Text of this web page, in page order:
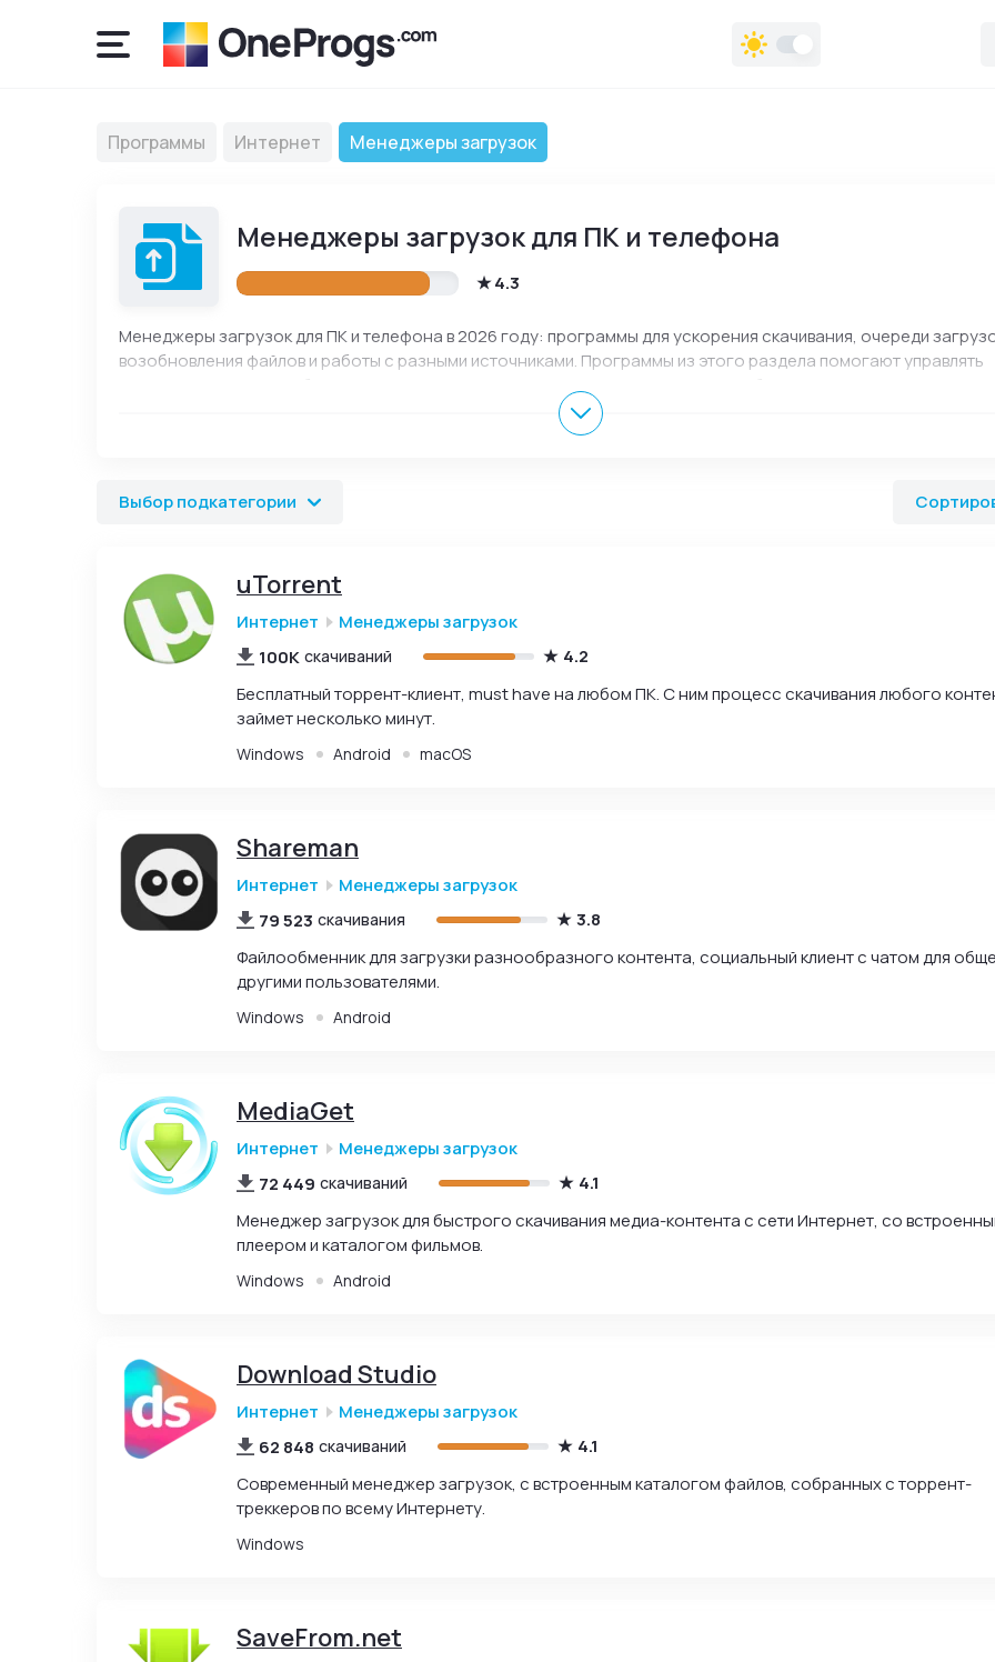
Программы Интернет Менеджеры загрузок
Менеджеры загрузок для ПК и телефона
4.3
Менеджеры загрузок для ПК и телефона в 2026 году: программы для ускорения скачивания, очереди
возобновления файлов и работы с разными источниками. Программы из этого раздела помогают управлять
собраны актуальные версии для Windows, Андроид, iOS, macOS и Linux, описания на русском языке,
обновления и официальные ссылки для скачивания и установки.
Выбор подкатегории
uTorrent
Интернет
Менеджеры загрузок
100K скачиваний
4.2
Бесплатный торрент-клиент, must have на любом ПК. С ним процесс скачивания любого
займет несколько минут.
Windows Android macOS
Shareman
Интернет
Менеджеры загрузок
79 523 скачивания
3.8
Файлообменник для загрузки разнообразного контента, социальный клиент с чатом для
другими пользователями.
Windows Android
MediaGet
Интернет
Менеджеры загрузок
72 449 скачиваний
4.1
Менеджер загрузок для быстрого скачивания медиа-контента с сети Интернет, со
плеером и каталогом фильмов.
Windows Android
Download Studio
Интернет
Менеджеры загрузок
62 848 скачиваний
4.1
Современный менеджер загрузок, с встроенным каталогом файлов, собранных с торрент-
треккеров по всему Интернету.
Windows
SaveFrom.net